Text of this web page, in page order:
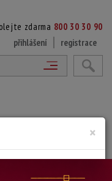
zdarma 800 30 30 90
přihlášení
registrace
NA DALIBORKU×